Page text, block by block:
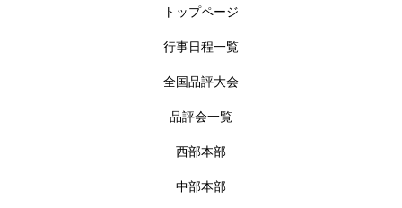
トップページ
行事日程一覧
全国品評大会
品評会一覧
西部本部
中部本部